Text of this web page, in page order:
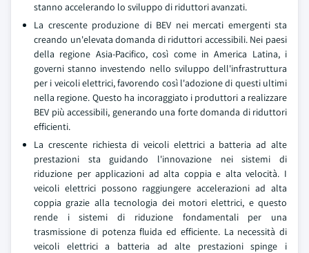
stanno accelerando lo sviluppo di riduttori avanzati.
La crescente produzione di BEV nei mercati emergenti sta
creando un'elevata domanda di riduttori accessibili. Nei paesi
della regione Asia-Pacifico, così come in America Latina, i
governi stanno investendo nello sviluppo dell'infrastruttura
per i veicoli elettrici, favorendo così l'adozione di questi ultimi
nella regione. Questo ha incoraggiato i produttori a realizzare
BEV più accessibili, generando una forte domanda di riduttori
efficienti.
La crescente richiesta di veicoli elettrici a batteria ad alte
prestazioni sta guidando l'innovazione nei sistemi di
riduzione per applicazioni ad alta coppia e alta velocità. I
veicoli elettrici possono raggiungere accelerazioni ad alta
coppia grazie alla tecnologia dei motori elettrici, e questo
rende i sistemi di riduzione fondamentali per una
trasmissione di potenza fluida ed efficiente. La necessità di
veicoli elettrici a batteria ad alte prestazioni spinge i